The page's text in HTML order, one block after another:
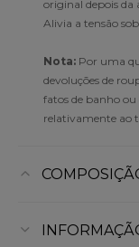
original depois da
Alivia a tensão
Nota: Por uma
devoluções de
fatos de banho ou
relativamente ao